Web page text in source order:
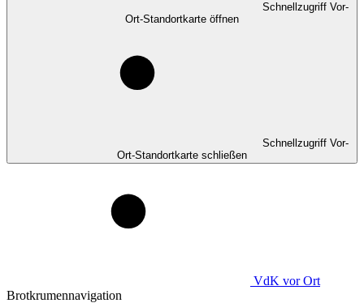
Schnellzugriff Vor-
Ort-Standortkarte öffnen
Schnellzugriff Vor-
Ort-Standortkarte schließen
VdK vor Ort
Brotkrumennavigation